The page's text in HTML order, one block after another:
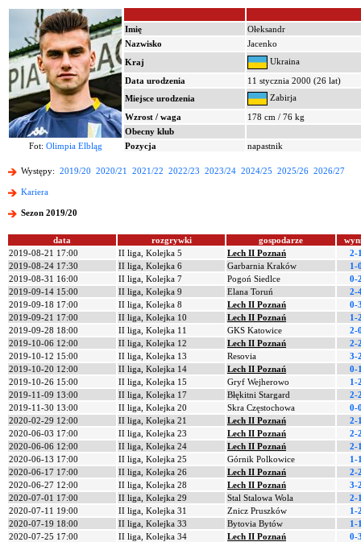
Imię
Ołeksandr
Nazwisko
Jacenko
Kraj
Ukraina
Data urodzenia
11 stycznia 2000 (26 lat)
Miejsce urodzenia
Zabirja
Wzrost / waga
178 cm / 76 kg
Obecny klub
Fot: Olimpia Elbląg Pozycja napastnik
Występy: 2019/20 2020/21 2021/22 2022/23 2023/24 2024/25 2025/26 2026/27
Kariera
Sezon 2019/20
data rozgrywki gospodarze
2019-08-21 17:00
II liga, Kolejka 5 Lech II Poznań
2-
2019-08-24 17:30
II liga, Kolejka 6 Garbarnia Kraków
1-
2019-08-31 16:00
II liga, Kolejka 7 Pogoń Siedlce
0-
2019-09-14 15:00
II liga, Kolejka 9 Elana Toruń
2-
2019-09-18 17:00
II liga, Kolejka 8 Lech II Poznań
0-
2019-09-21 17:00
II liga, Kolejka 10 Lech II Poznań
1-
2019-09-28 18:00
II liga, Kolejka 11 GKS Katowice
2-
2019-10-06 12:00
II liga, Kolejka 12 Lech II Poznań
2-
2019-10-12 15:00
II liga, Kolejka 13 Resovia
3-
2019-10-20 12:00
II liga, Kolejka 14 Lech II Poznań
0-
2019-10-26 15:00
II liga, Kolejka 15 Gryf Wejherowo
1-
2019-11-09 13:00
II liga, Kolejka 17 Błękitni Stargard
2-
2019-11-30 13:00
II liga, Kolejka 20 Skra Częstochowa
0-
2020-02-29 12:00
II liga, Kolejka 21 Lech II Poznań
2-
2020-06-03 17:00
II liga, Kolejka 23 Lech II Poznań
2-
2020-06-06 12:00
II liga, Kolejka 24 Lech II Poznań
2-
2020-06-13 17:00
II liga, Kolejka 25 Górnik Polkowice
1-
2020-06-17 17:00
II liga, Kolejka 26 Lech II Poznań
2-
2020-06-27 12:00
II liga, Kolejka 28 Lech II Poznań
3-
2020-07-01 17:00
II liga, Kolejka 29 Stal Stalowa Wola
2-
2020-07-11 19:00
II liga, Kolejka 31 Znicz Pruszków
1-
2020-07-19 18:00
II liga, Kolejka 33 Bytovia Bytów
1-
2020-07-25 17:00
II liga, Kolejka 34 Lech II Poznań 0-